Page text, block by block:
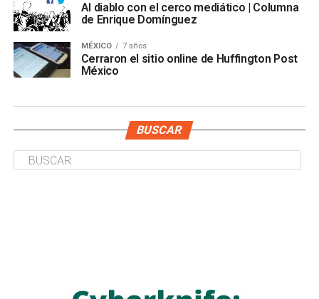
Al diablo con el cerco mediático | Columna
de Enrique Domínguez
MÉXICO 7 años
Cerraron el sitio online de Huffington Post
México
BUSCAR